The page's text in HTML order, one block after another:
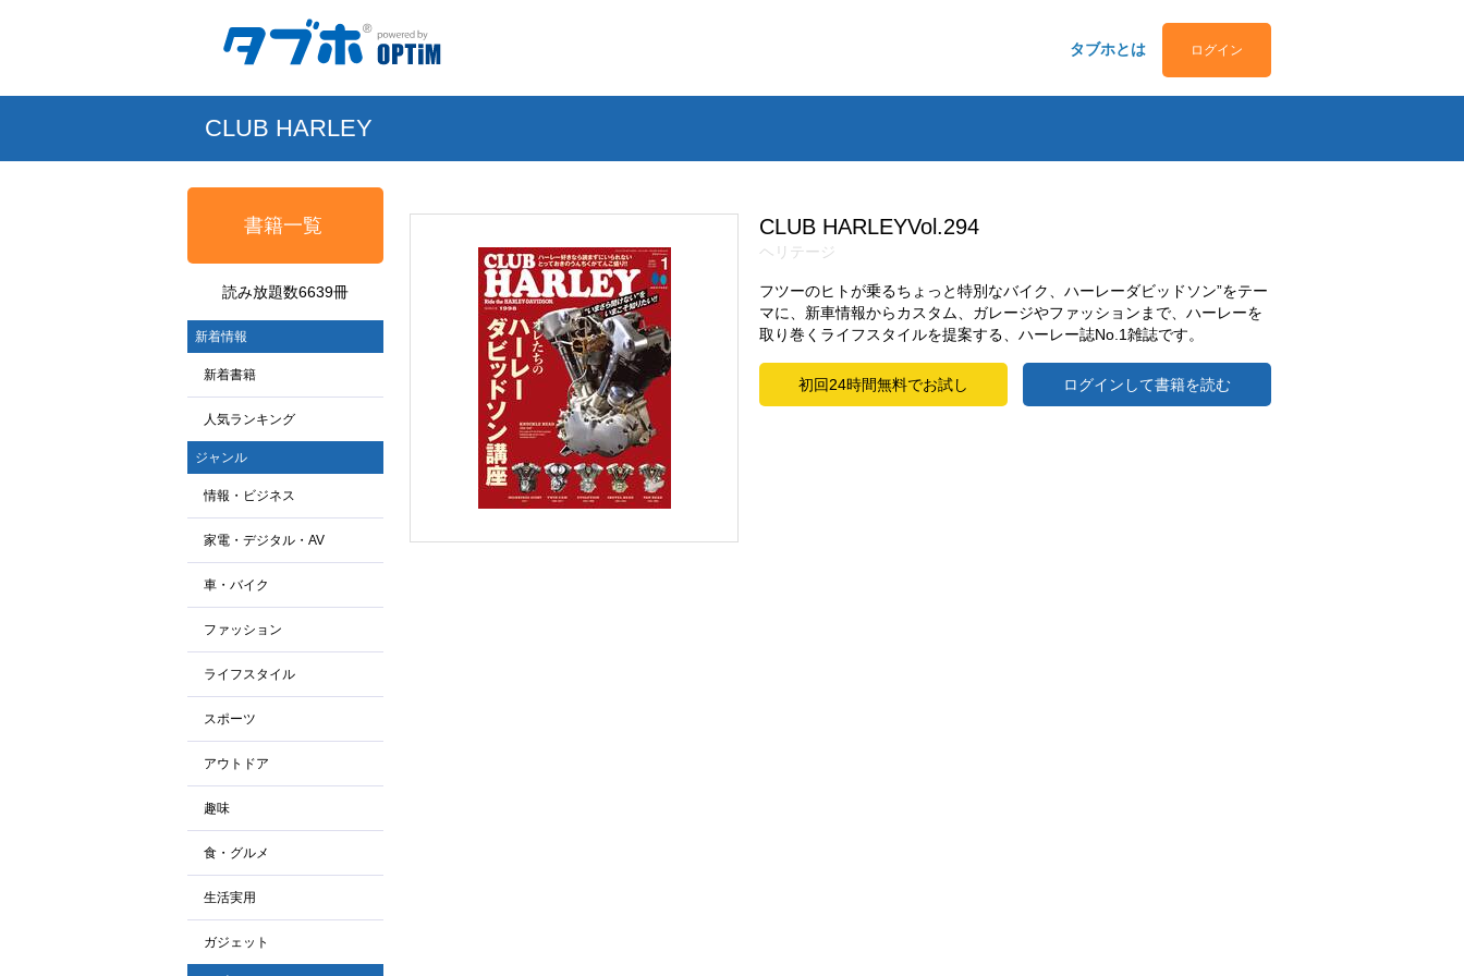
タブホとは ログイン
CLUB HARLEY
書籍一覧
読み放題数6639冊
新着情報
新着書籍
人気ランキング
ジャンル
情報・ビジネス
家電・デジタル・AV
車・バイク
ファッション
ライフスタイル
スポーツ
アウトドア
趣味
食・グルメ
生活実用
ガジェット
CLUB HARLEYVol.294
ヘリテージ
フツーのヒトが乗るちょっと特別なバイク、ハーレーダビッドソン”をテー
マに、新車情報からカスタム、ガレージやファッションまで、ハーレーを
取り巻くライフスタイルを提案する、ハーレー誌No.1雑誌です。
初回24時間無料でお試し ログインして書籍を読む